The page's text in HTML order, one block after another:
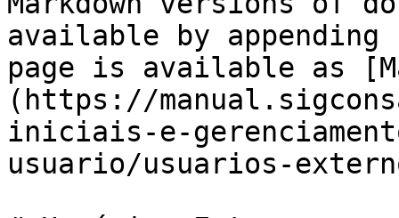
available by
page is available as
(https://
iniciais-e-
usuario/usuarios-